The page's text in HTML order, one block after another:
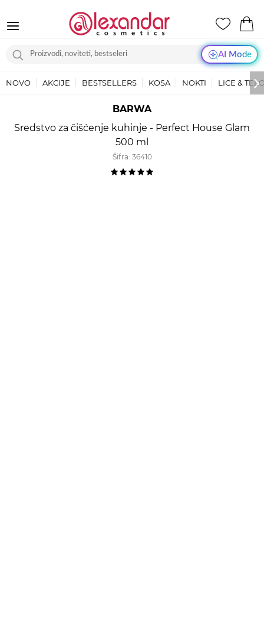
AI Mode
NOVO AKCIJE BESTSELLERS KOSA NOKTI LICE &
BARWA
Sredstvo za čišćenje kuhinje - Perfect House Glam
500 ml
Šifra: 36410